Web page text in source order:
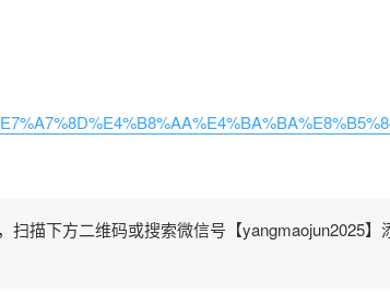
描下方二维码或搜索微信号【yangmaojun2025】